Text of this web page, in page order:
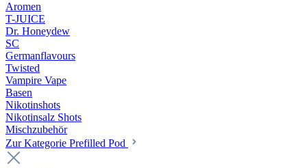
Aromen
T-JUICE
Dr. Honeydew
SC
Germanflavours
Twisted
Vampire Vape
Basen
Nikotinshots
Nikotinsalz Shots
Mischzubehör
Zur Kategorie Prefilled Pod